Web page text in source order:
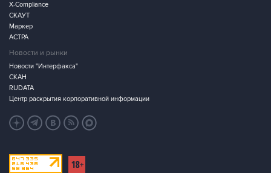
X-Compliance
СКАУТ
Маркер
АСТРА
Новости и рынки
Новости "Интерфакса"
СКАН
RUDATA
Центр раскрытия корпоративной информации